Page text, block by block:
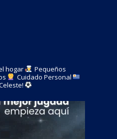
hogar
Pequeños
Cuidado Personal